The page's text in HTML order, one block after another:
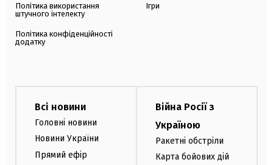
Політика використання
штучного інтелекту
Політика конфіденційності
додатку
Ігри
Всі новини
Головні новини
Новини України
Прямий ефір
Війна Росії з
Україною
Ракетні обстріли
Карта бойових дій